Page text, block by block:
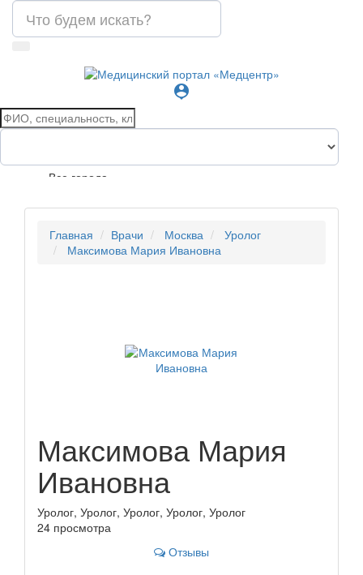
person_pin
Все города
Главная Врачи Москва
Уролог
Максимова Мария Ивановна
Максимова Мария
Ивановна
Уролог, Уролог, Уролог, Уролог, Уролог
24 просмотра
Отзывы